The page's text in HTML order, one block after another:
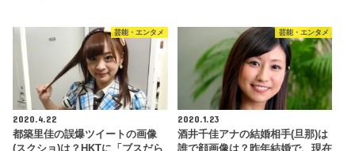
芸能・エンタメ
2020.4.22
都築里佳の誤爆ツイートの画像
(スクショ)は？HKTに「ブスだら
芸能・エンタメ
2020.1.23
酒井千佳アナの結婚相手(旦那)は
誰で顔画像は？昨年結婚で、現在